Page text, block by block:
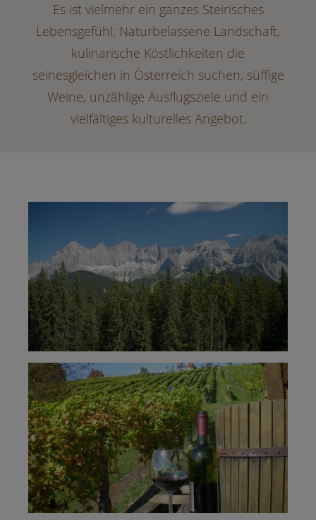
Es ist vielmehr ein ganzes Steirisches
Lebensgefühl: Naturbelassene Landschaft,
kulinarische Köstlichkeiten die
seinesgleichen in Österreich suchen, süffige
Weine, unzählige Ausflugsziele und ein
vielfältiges kulturelles Angebot.